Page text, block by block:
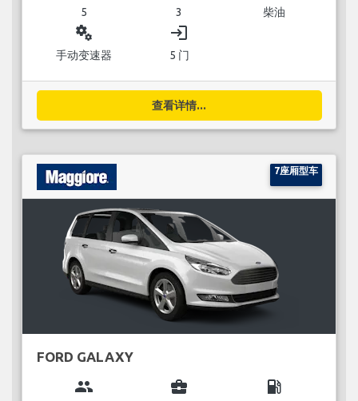
5 3 柴油
miscellaneous_services
手动变速器
login
5 门
查看详情...
7座厢型车
FORD GALAXY
group business_center local_gas_station